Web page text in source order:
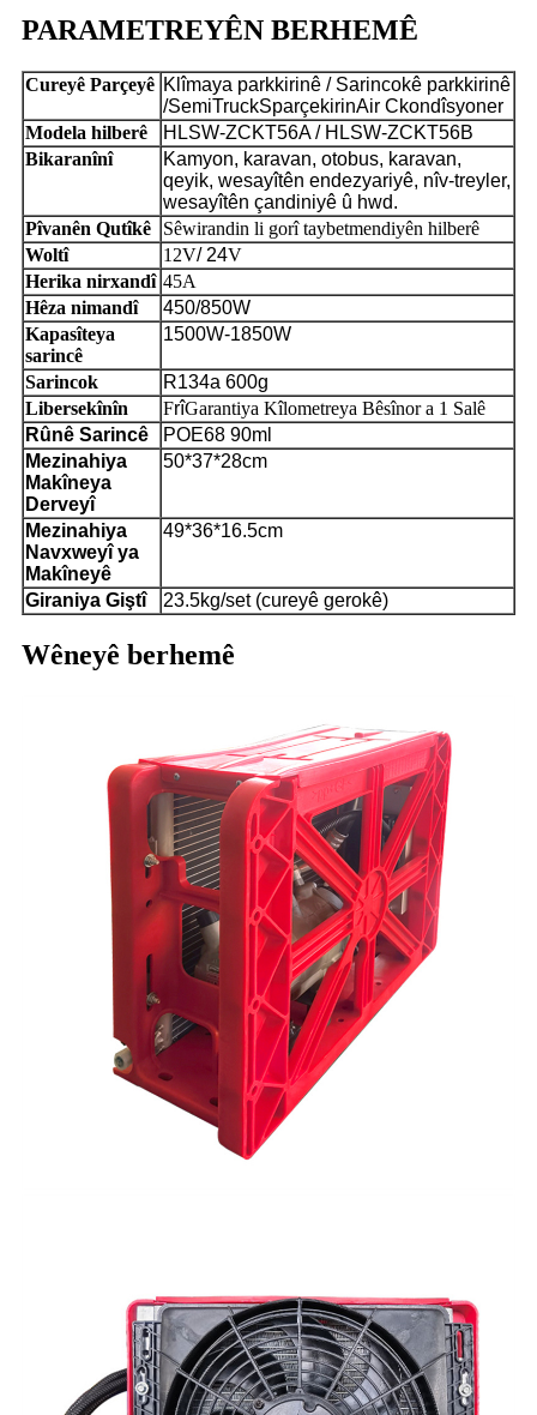
PARAMETREYÊN BERHEMÊ
Cureyê Parçeyê Klîmaya parkkirinê / Sarincokê parkkirinê
/SemiTruckSparçekirinAir Ckondîsyoner
Modela hilberê
HLSW-ZCKT56A / HLSW-ZCKT56B
Bikaranînî
Kamyon, karavan, otobus, karavan,
qeyik, wesayîtên endezyariyê, nîv-treyler,
wesayîtên çandiniyê û hwd.
Pîvanên Qutîkê
Sêwirandin li gorî taybetmendiyên hilberê
Woltî
12V/ 24V
Herika nirxandî 45A
Hêza nimandî
450/850W
Kapasîteya
sarincê
1500W-1850W
Sarincok
R134a 600g
Libersekînîn
FrîGarantiya Kîlometreya Bêsînor a 1 Salê
Rûnê Sarincê
POE68 90ml
Mezinahiya
Makîneya
Derveyî
50*37*28cm
Mezinahiya
Navxweyî ya
Makîneyê
49*36*16.5cm
Giraniya Giştî 23.5kg/set (cureyê gerokê)
Wêneyê berhemê